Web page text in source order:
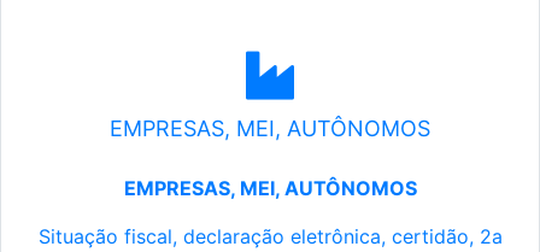
EMPRESAS, MEI, AUTÔNOMOS
EMPRESAS, MEI, AUTÔNOMOS
Situação fiscal, declaração eletrônica, certidão, 2a